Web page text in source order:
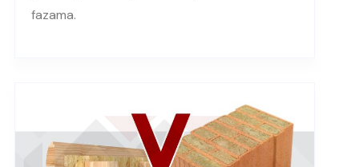
fazama.